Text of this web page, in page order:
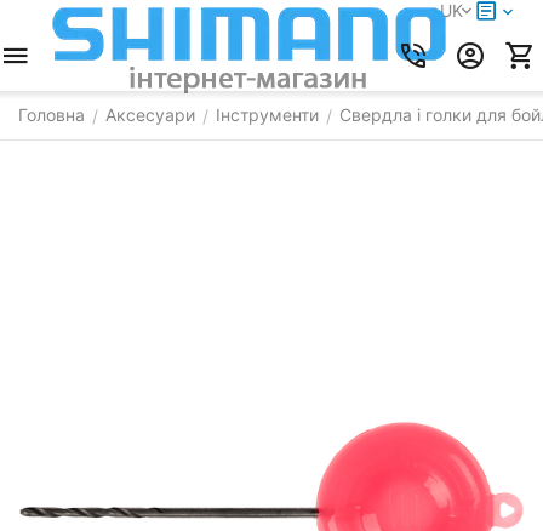
UK
Головна / Аксесуари / Інструменти / Свердла і голки для